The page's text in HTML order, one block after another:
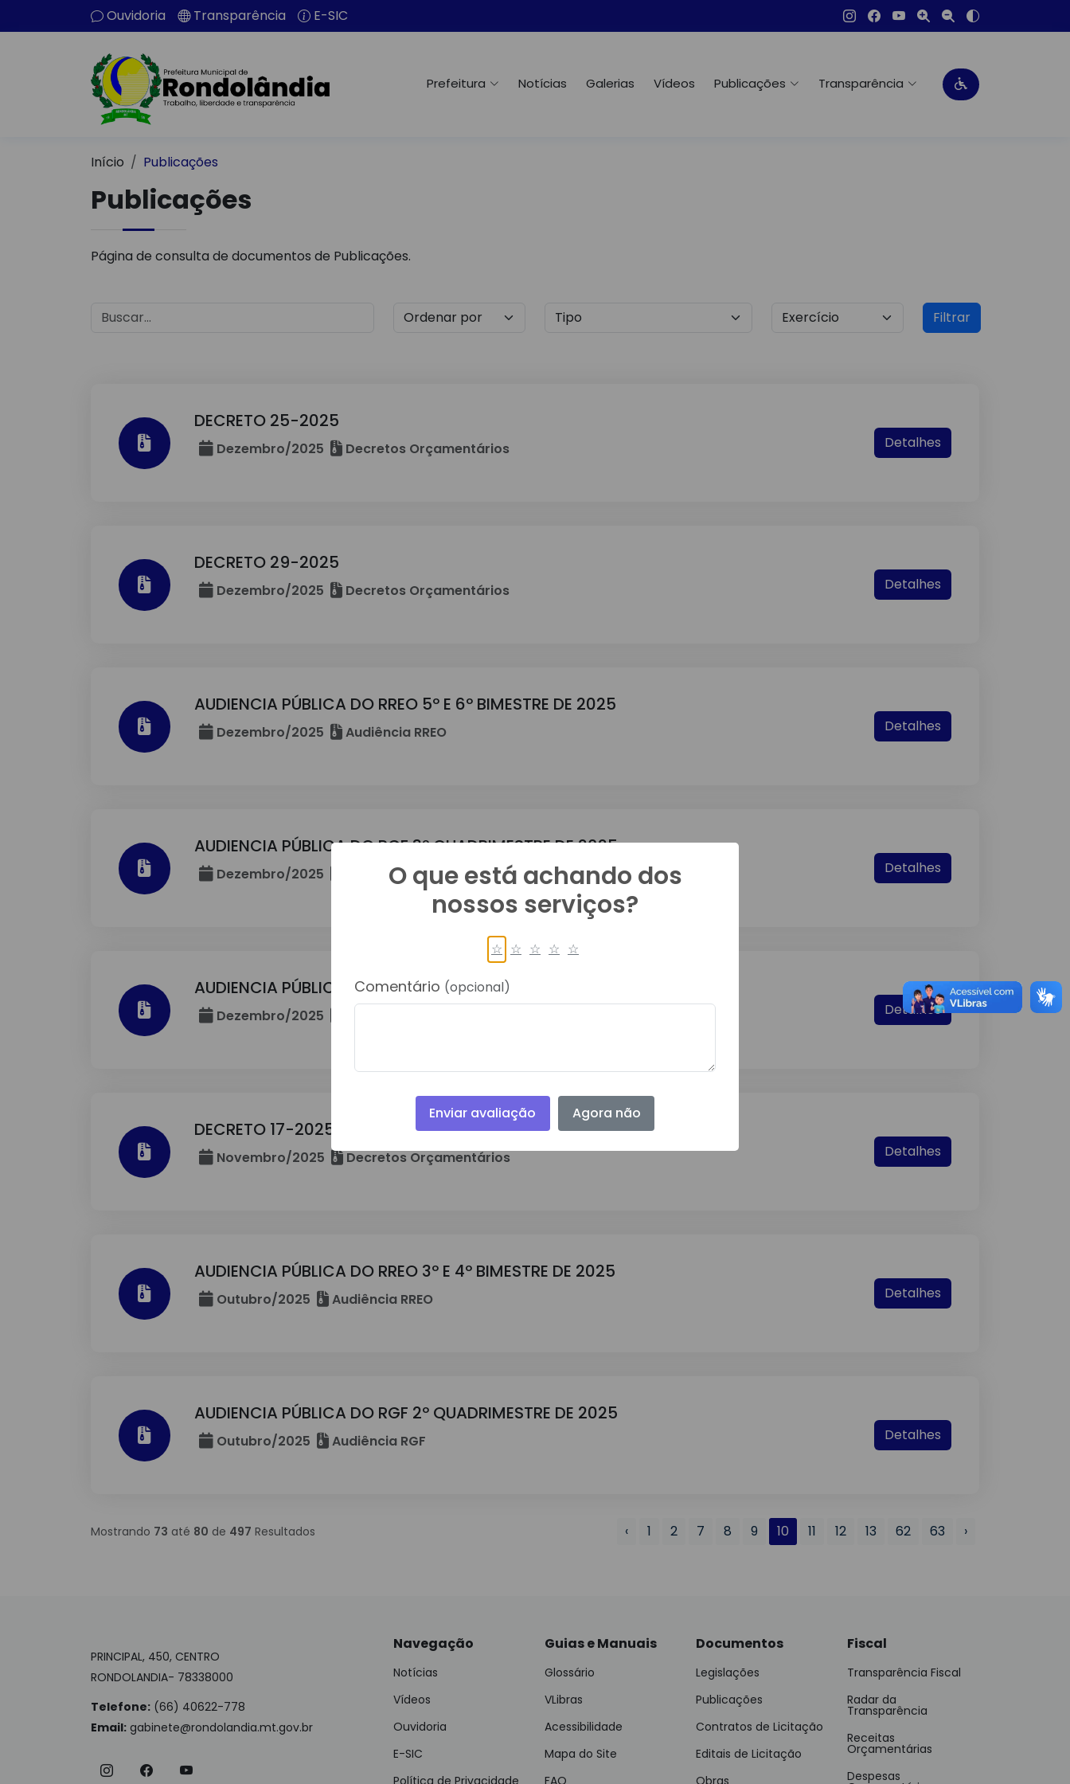
Ouvidoria Transparência E-SIC
Prefeitura Notícias Galerias Vídeos Publicações Transparência
Início Publicações
Publicações
Página de consulta de documentos de Publicações.
Filtrar
DECRETO 25-2025
Dezembro/2025 Decretos Orçamentários Detalhes
DECRETO 29-2025
Dezembro/2025 Decretos Orçamentários Detalhes
AUDIENCIA PÚBLICA DO RREO 5º E 6º BIMESTRE DE 2025
Dezembro/2025 Audiência RREO Detalhes
AUDIENCIA PÚBLICA DO RGF 3º QUADRIMESTRE DE 2025
Dezembro/2025 Audiência RGF Detalhes
AUDIENCIA PÚBLICA DO BALANÇO ANUAL DE 2025
Dezembro/2025 Detalhes
DECRETO 17-2025
Novembro/2025 Decretos Orçamentários Detalhes
AUDIENCIA PÚBLICA DO RREO 3º E 4º BIMESTRE DE 2025
Outubro/2025 Audiência RREO Detalhes
AUDIENCIA PÚBLICA DO RGF 2º QUADRIMESTRE DE 2025
Outubro/2025 Audiência RGF Detalhes
Mostrando 73 até 80 de 497 Resultados ‹ 1 2 7 8 9 10 11 12 13 62 63 ›
PRINCIPAL, 450, CENTRO
RONDOLANDIA- 78338000
Telefone: (66) 40622-778
Email: gabinete@rondolandia.mt.gov.br
Navegação
Notícias
Vídeos
Ouvidoria
E-SIC
Política de Privacidade
Guias e Manuais
Glossário
VLibras
Acessibilidade
Mapa do Site
FAQ
Documentos
Legislações
Publicações
Contratos de Licitação
Editais de Licitação
Obras
Fiscal
Transparência Fiscal
Radar da
Transparência
Receitas
Orçamentárias
Despesas
O que está achando dos
nossos serviços?
☆ ☆ ☆ ☆ ☆
Comentário (opcional)
Enviar avaliação Agora não